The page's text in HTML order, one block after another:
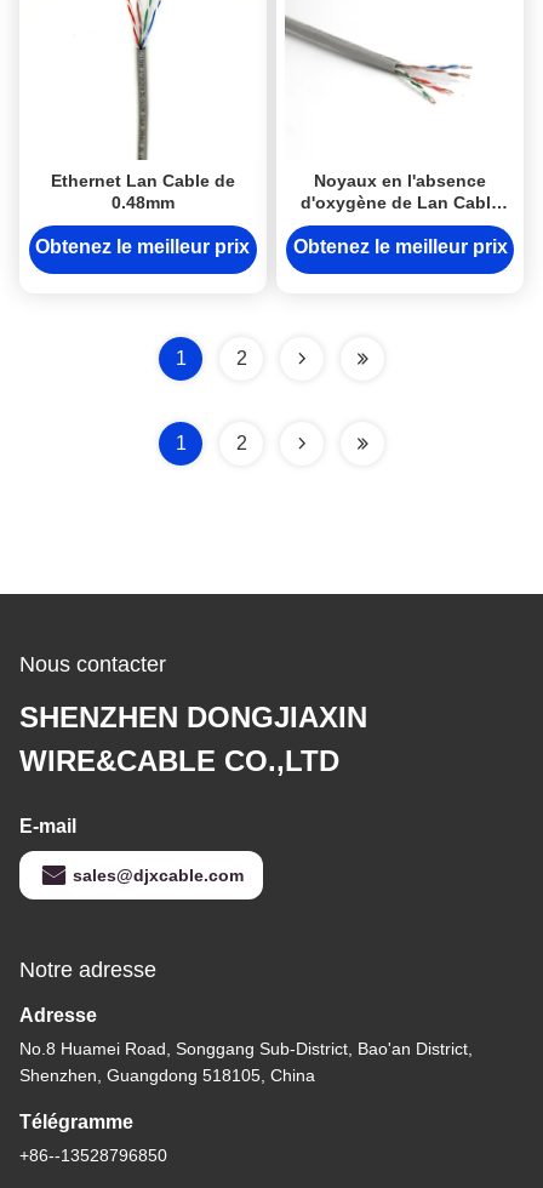
Ethernet Lan Cable de
0.48mm
Obtenez le meilleur prix
Noyaux en l'absence
d'oxygène de Lan Cable
24AWG 8 d'Ethernet de
HCCA flexibles
Obtenez le meilleur prix
1 2
1 2
Nous contacter
SHENZHEN DONGJIAXIN
WIRE&CABLE CO.,LTD
E-mail
sales@djxcable.com
Notre adresse
Adresse
No.8 Huamei Road, Songgang Sub-District, Bao'an District,
Shenzhen, Guangdong 518105, China
Télégramme
+86--13528796850